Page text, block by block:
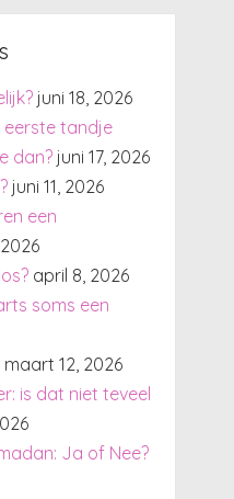
juni 18, 2026
tandje
dan? juni 17, 2026
juni 11, 2026
een
april 8, 2026
soms een
maart 12, 2026
is dat niet teveel
Ja of Nee?